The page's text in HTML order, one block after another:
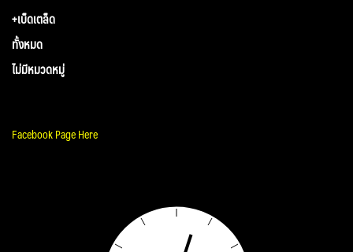
+เบ็ดเตล็ด
ทั้งหมด
ไม่มีหมวดหมู่
Facebook Page Here